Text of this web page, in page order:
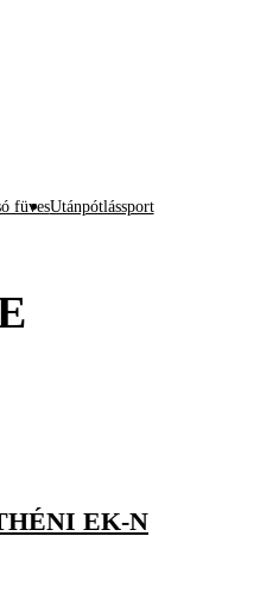
füvesUtánpótlássport
EK-N